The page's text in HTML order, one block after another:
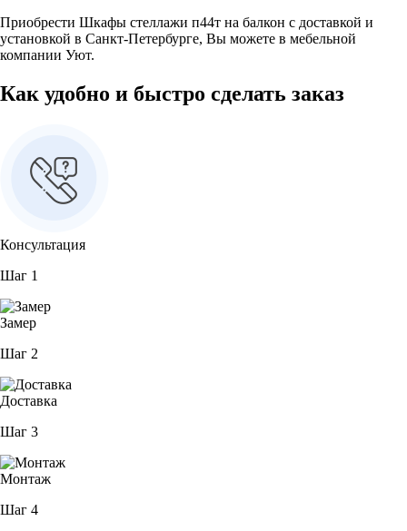
Приобрести Шкафы стеллажи п44т на балкон с доставкой и
установкой в Санкт-Петербурге, Вы можете в мебельной
компании Уют.
Как удобно и быстро сделать заказ
Консультация
Шаг 1
Замер
Шаг 2
Доставка
Шаг 3
Монтаж
Шаг 4